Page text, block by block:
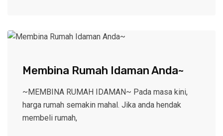
Membina Rumah Idaman Anda~
~MEMBINA RUMAH IDAMAN~ Pada masa kini,
harga rumah semakin mahal. Jika anda hendak
membeli rumah,